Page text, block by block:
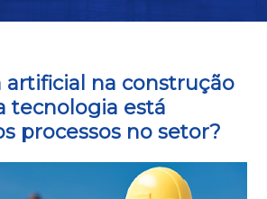
artificial na construção
tecnologia está
processos no setor?